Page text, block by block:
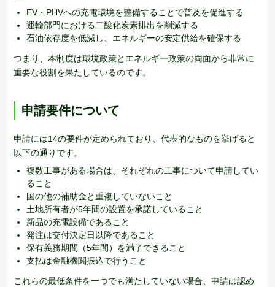
EV・PHVへの充電環境を整備することで普及を促進する
運輸部門における二酸化炭素排出を削減する
石油依存度を低減し、エネルギーの安定供給を確保する
つまり、本制度は環境政策とエネルギー政策の両面から非常に
重要な役割を果たしているのです。
申請要件について
申請には14の要件が定められており、代表的なものを挙げると
以下の通りです。
複数工事がある場合は、それぞれの工事について申請してい
ること
国の他の補助金と重複していないこと
土地所有者が5年間の設置を承諾していること
新品の充電設備であること
発注は交付決定日以降であること
保有義務期間（5年間）を満了できること
支払は金融機関振込で行うこと
これらの最低条件を一つでも満たしていない場合、申請は認め